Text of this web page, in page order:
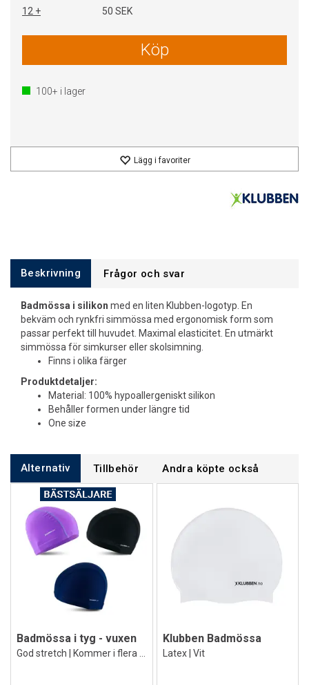
12 +
50 SEK
Köp
100+ i lager
Lägg i favoriter
Beskrivning Frågor och svar
Badmössa i silikon med en liten Klubben-logotyp. En
bekväm och rynkfri simmössa med ergonomisk form som
passar perfekt till huvudet. Maximal elasticitet. En utmärkt
simmössa för simkurser eller skolsimning.
Finns i olika färger
Produktdetaljer:
Material: 100% hypoallergeniskt silikon
Behåller formen under längre tid
One size
Alternativ Tillbehör Andra köpte också
Badmössa i tyg - vuxen Klubben Badmössa
Latex | Vit